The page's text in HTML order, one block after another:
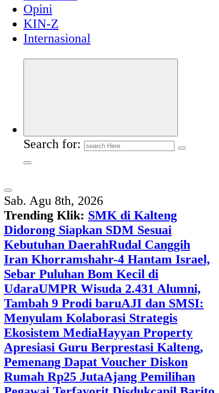
Opini
KIN-Z
Internasional
Search for:
Sab. Agu 8th, 2026
Trending Klik: SMK di Kalteng
Didorong Siapkan SDM Sesuai
Kebutuhan DaerahRudal Canggih
Iran Khorramshahr-4 Hantam Israel,
Sebar Puluhan Bom Kecil di
UdaraUMPR Wisuda 2.431 Alumni,
Tambah 9 Prodi baruAJI dan SMSI:
Menyulam Kolaborasi Strategis
Ekosistem MediaHayyan Property
Apresiasi Guru Berprestasi Kalteng,
Pemenang Dapat Voucher Diskon
Rumah Rp25 JutaAjang Pemilihan